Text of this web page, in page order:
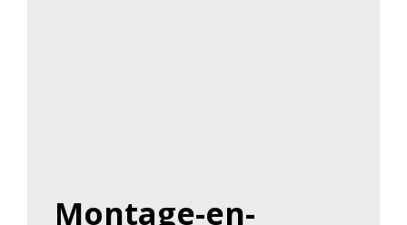
Montage-en-